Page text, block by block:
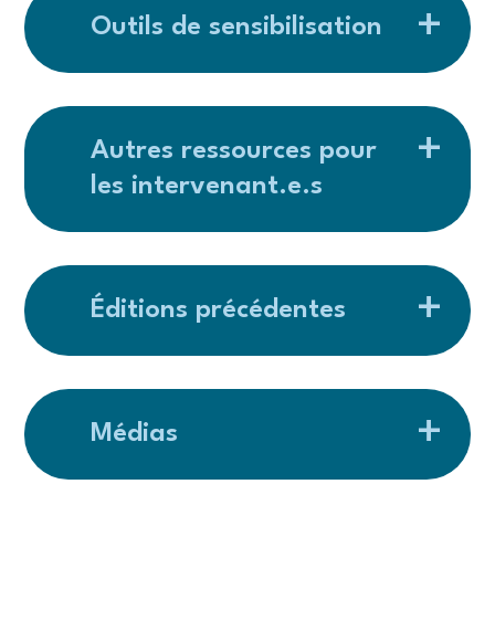
Outils de sensibilisation
Autres ressources pour
les intervenant.e.s
Éditions précédentes
Médias